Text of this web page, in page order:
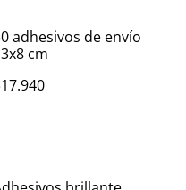
adhesivos de envío
cm